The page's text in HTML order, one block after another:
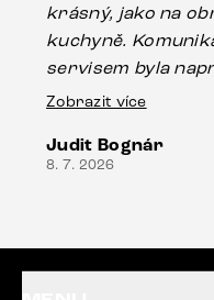
krásný, jako na obrázcích. Je ozdobou naší
kuchyně.
servisem byla
drobné poškození
Vincze mi velmi
Doporučuji
Zobrazit více
Judit Bognár
8. 7. 2026